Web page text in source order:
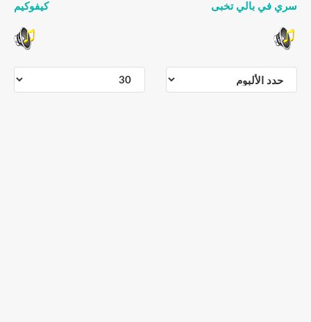
سري في بالي تخبى
كيفوكيم